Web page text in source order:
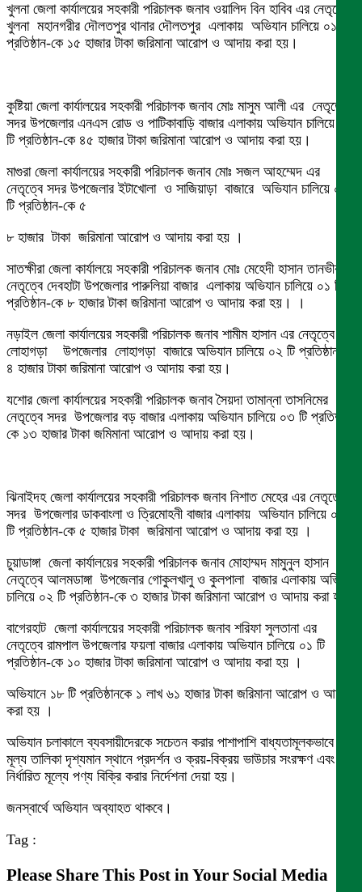
খুলনা জেলা কার্যালয়ের সহকারী পরিচালক জনাব ওয়ালিদ বিন হাবিব এর নেতৃত্বে
খুলনা মহানগরীর দৌলতপুর থানার দৌলতপুর এলাকায় অভিযান চালিয়ে ০১ টি
প্রতিষ্ঠান-কে ১৫ হাজার টাকা জরিমানা আরোপ ও আদায় করা হয়।
কুষ্টিয়া জেলা কার্যালয়ের সহকারী পরিচালক জনাব মোঃ মাসুম আলী এর নেতৃত্বে
সদর উপজেলার এনএস রোড ও পাটিকাবাড়ি বাজার এলাকায় অভিযান চালিয়ে ০২
টি প্রতিষ্ঠান-কে ৪৫ হাজার টাকা জরিমানা আরোপ ও আদায় করা হয়।
মাগুরা জেলা কার্যালয়ের সহকারী পরিচালক জনাব মোঃ সজল আহম্মেদ এর
নেতৃত্বে সদর উপজেলার ইটাখোলা ও সাজিয়াড়া বাজারে অভিযান চালিয়ে ০৩
টি প্রতিষ্ঠান-কে ৫
৮ হাজার টাকা জরিমানা আরোপ ও আদায় করা হয় ।
সাতক্ষীরা জেলা কার্যালয়ে সহকারী পরিচালক জনাব মোঃ মেহেদী হাসান তানভীরএর
নেতৃত্বে দেবহাটা উপজেলার পারুলিয়া বাজার এলাকায় অভিযান চালিয়ে ০১ টি
প্রতিষ্ঠান-কে ৮ হাজার টাকা জরিমানা আরোপ ও আদায় করা হয়। ।
নড়াইল জেলা কার্যালয়ের সহকারী পরিচালক জনাব শামীম হাসান এর নেতৃত্বে
লোহাগড়া উপজেলার লোহাগড়া বাজারে অভিযান চালিয়ে ০২ টি প্রতিষ্ঠান-কে
৪ হাজার টাকা জরিমানা আরোপ ও আদায় করা হয়।
যশোর জেলা কার্যালয়ের সহকারী পরিচালক জনাব সৈয়দা তামান্না তাসনিমের
নেতৃত্বে সদর উপজেলার বড় বাজার এলাকায় অভিযান চালিয়ে ০৩ টি প্রতিষ্ঠান-
কে ১৩ হাজার টাকা জমিমানা আরোপ ও আদায় করা হয়।
ঝিনাইদহ জেলা কার্যালয়ের সহকারী পরিচালক জনাব নিশাত মেহের এর নেতৃত্বে
সদর উপজেলার ডাকবাংলা ও ত্রিমোহনী বাজার এলাকায় অভিযান চালিয়ে ০২
টি প্রতিষ্ঠান-কে ৫ হাজার টাকা জরিমানা আরোপ ও আদায় করা হয় ।
চুয়াডাঙ্গা জেলা কার্যালয়ের সহকারী পরিচালক জনাব মোহাম্মদ মামুনুল হাসান এর
নেতৃত্বে আলমডাঙ্গা উপজেলার গোকুলখালু ও কুলপালা বাজার এলাকায় অভিযান
চালিয়ে ০২ টি প্রতিষ্ঠান-কে ৩ হাজার টাকা জরিমানা আরোপ ও আদায় করা হয়।
বাগেরহাট জেলা কার্যালয়ের সহকারী পরিচালক জনাব শরিফা সুলতানা এর
নেতৃত্বে রামপাল উপজেলার ফয়লা বাজার এলাকায় অভিযান চালিয়ে ০১ টি
প্রতিষ্ঠান-কে ১০ হাজার টাকা জরিমানা আরোপ ও আদায় করা হয় ।
অভিযানে ১৮ টি প্রতিষ্ঠানকে ১ লাখ ৬১ হাজার টাকা জরিমানা আরোপ ও আদায়
করা হয় ।
অভিযান চলাকালে ব্যবসায়ীদেরকে সচেতন করার পাশাপাশি বাধ্যতামূলকভাবে
মূল্য তালিকা দৃশ্যমান স্থানে প্রদর্শন ও ক্রয়-বিক্রয় ভাউচার সংরক্ষণ এবং
নির্ধারিত মূল্যে পণ্য বিক্রি করার নির্দেশনা দেয়া হয়।
জনস্বার্থে অভিযান অব্যাহত থাকবে।
Tag :
Please Share This Post in Your Social Media